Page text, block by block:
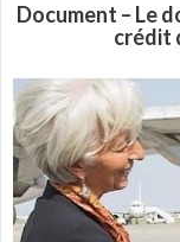
Document – Le
crédit